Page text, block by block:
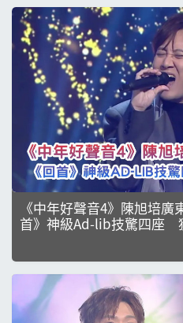
《中年好聲音4》陳旭培
首》神級Ad-lib技驚四座